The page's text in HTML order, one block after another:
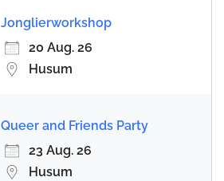
Jonglierworkshop
20 Aug. 26
Husum
Queer and Friends Party
23 Aug. 26
Husum